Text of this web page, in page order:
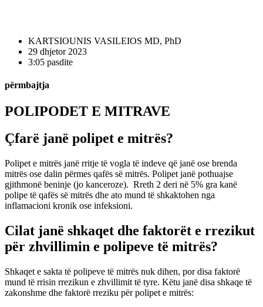
KARTSIOUNIS VASILEIOS MD, PhD
29 dhjetor 2023
3:05 pasdite
përmbajtja
POLIPODET E MITRAVE
Çfarë janë polipet e mitrës?
Polipet e mitrës janë rritje të vogla të indeve që janë ose brenda
mitrës ose dalin përmes qafës së mitrës. Polipet janë pothuajse
gjithmonë beninje (jo kanceroze). Rreth 2 deri në 5% gra kanë
polipe të qafës së mitrës dhe ato mund të shkaktohen nga
inflamacioni kronik ose infeksioni.
Cilat janë shkaqet dhe faktorët e rrezikut
për zhvillimin e polipeve të mitrës?
Shkaqet e sakta të polipeve të mitrës nuk dihen, por disa faktorë
mund të rrisin rrezikun e zhvillimit të tyre. Këtu janë disa shkaqe të
zakonshme dhe faktorë rreziku për polipet e mitrës: